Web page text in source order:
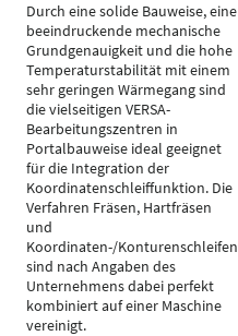
Durch eine solide Bauweise, eine
beeindruckende mechanische
Grundgenauigkeit und die hohe
Temperaturstabilität mit einem
sehr geringen Wärmegang sind
die vielseitigen VERSA-
Bearbeitungszentren in
Portalbauweise ideal geeignet
für die Integration der
Koordinatenschleiffunktion. Die
Verfahren Fräsen, Hartfräsen
und
Koordinaten-/Konturenschleifen
sind nach Angaben des
Unternehmens dabei perfekt
kombiniert auf einer Maschine
vereinigt.